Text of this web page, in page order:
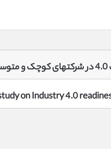
on Industry 4.0